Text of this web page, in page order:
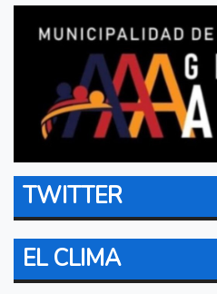
TWITTER
EL CLIMA